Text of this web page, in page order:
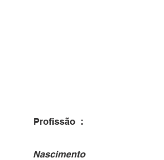
Nascimento
Profissão :